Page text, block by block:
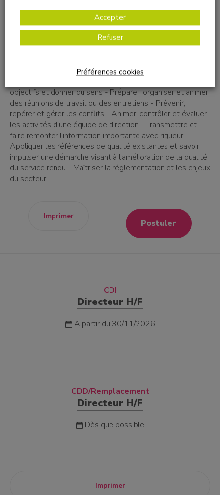
développer et optimiser l'organisation de l'offre de service
- Prendre, argumenter et motiver une décision dans le
cadre des orientations définies - Participer à la dynamique
de communication interne et à la circulation de l'information
partenariats - Piloter des projets et Ieur mise en œuvre -
objectifs et donner du sens - Préparer, organiser et animer
des réunions de travail ou des entretiens - Prévenir,
repérer et gérer les conflits - Animer, contrôler et évaluer
les activités d'une équipe de direction - Transmettre et
faire remonter l'information importante avec rigueur -
Appliquer les références de qualité existantes et savoir
impulser une démarche visant à l'amélioration de la qualité
du service rendu - Maîtriser la réglementation et les enjeux
du secteur
Imprimer
Postuler
CDI
Directeur H/F
A partir du 30/11/2026
CDD/Remplacement
Directeur H/F
Dès que possible
Imprimer
Accepter
Refuser
Préférences cookies